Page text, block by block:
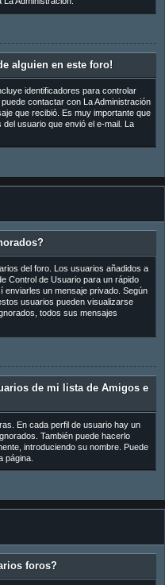
alguien en este foro!
identificadores para controlar
contactar con La Administración
que recibió. Es muy importante que
usuario que envió el e-mail. La
del foro. Los usuarios añadidos a
Control de Usuario para un rápido
un mensaje privado. Según
usuarios pueden visualizarse
todos sus mensajes
de mi lista de Amigos e
En cada perfil de usuario hay un
También puede hacerlo
introduciendo su nombre. Puede
página.
foros?